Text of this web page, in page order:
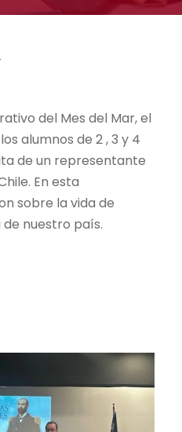
del Mes del Mar, el
alumnos de 2 , 3 y 4
de un representante
En esta
sobre la vida de
nuestro país.